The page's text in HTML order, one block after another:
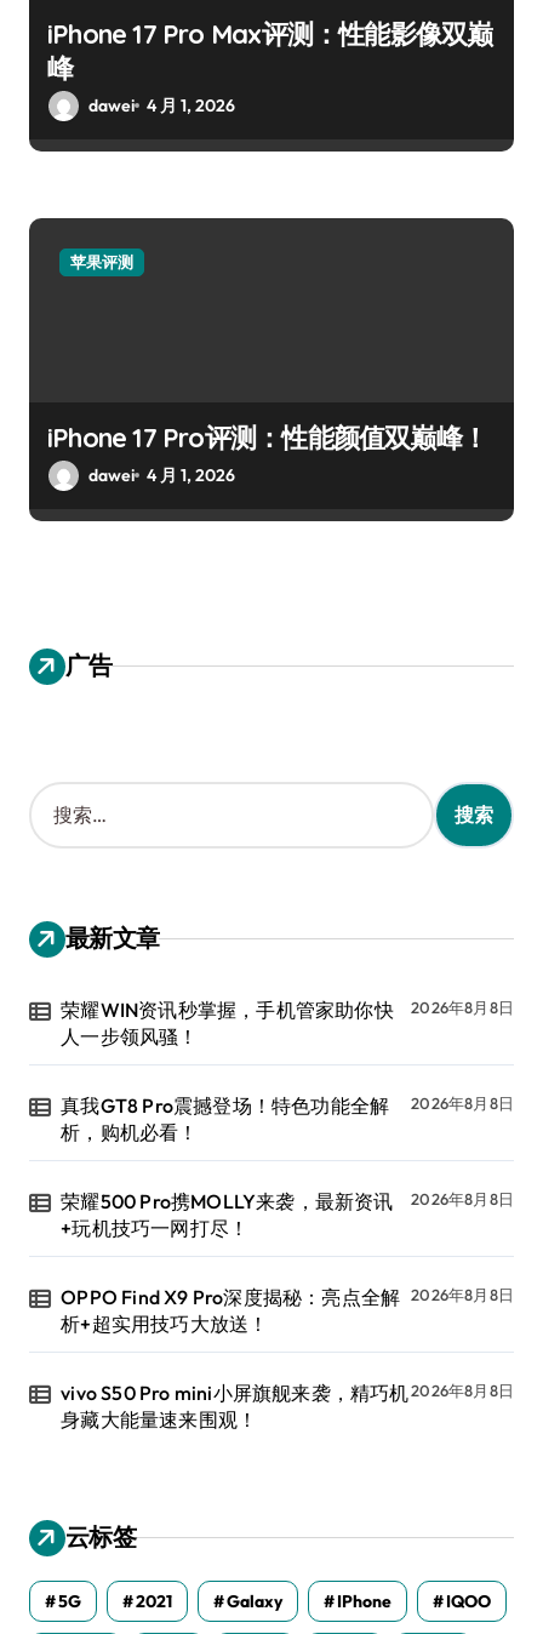
iPhone 17 Pro Max评测：性能影像双巅
峰
dawei 4 月 1, 2026
苹果评测
iPhone 17 Pro评测：性能颜值双巅峰！
dawei 4 月 1, 2026
广告
搜
索
：
最新文章
荣耀WIN资讯秒掌握，手机管家助你快
人一步领风骚！
2026年8月8日
真我GT8 Pro震撼登场！特色功能全解
析，购机必看！
2026年8月8日
荣耀500 Pro携MOLLY来袭，最新资讯
+玩机技巧一网打尽！
2026年8月8日
OPPO Find X9 Pro深度揭秘：亮点全解
析+超实用技巧大放送！
2026年8月8日
vivo S50 Pro mini小屏旗舰来袭，精巧机
身藏大能量速来围观！
2026年8月8日
云标签
5G 2021 Galaxy IPhone IQOO